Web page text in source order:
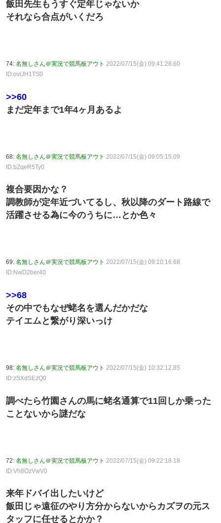
飯田先生もうすぐ定年じゃないか
それなら合点がいくだろ
74: 名無しさん＠実況で競馬板アウト 2022/07/15(金) 09:41:28.60
ID:ovlJH1TS0
>>60
まだ定年まで1年4ヶ月あるよ
68: 名無しさん＠実況で競馬板アウト 2022/07/15(金) 09:05:15.09
ID:bZqeR5Ty0
複合要因かな？
調教師が定年近づいてるし、秋以降のダート路線で
活躍させる為に今のうちに…とか色々
69: 名無しさん＠実況で競馬板アウト 2022/07/15(金) 09:10:16.68
ID:NwD2ber40
>>68
その中でもなぜ蛯名を選んだかだな
テイエムと繋がり深いっけ
98: 名無しさん＠実況で競馬板アウト 2022/07/15(金) 10:32:12.85
ID:zSXdSEzQ0
調べたら竹園さんの馬に蛯名通算で11回しか乗った
ことないから謎だな
72: 名無しさん＠実況で競馬板アウト 2022/07/15(金) 09:22:18.18
ID:Vh8OzVwV0
来年ドバイ出したいけど
飯田じゃ遠征のやり方分からないからカズヲの元ス
タッフに任せるとかか？